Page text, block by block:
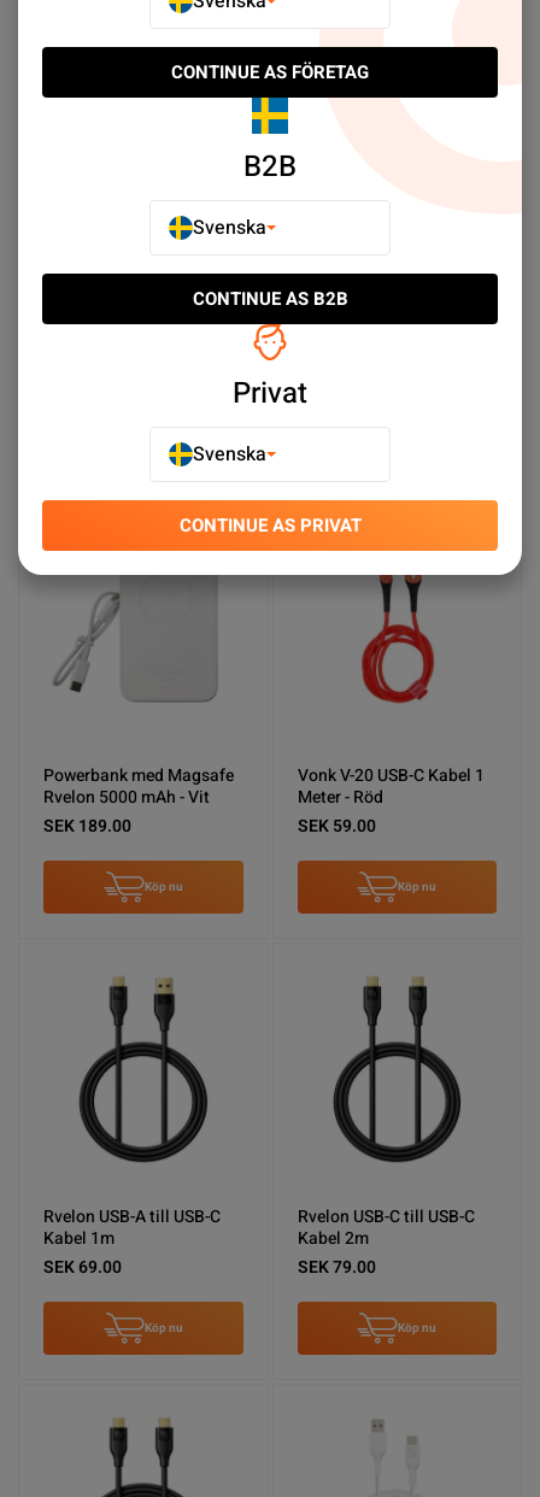
Köp nu
NY PRODUKT
Köp nu
SEK 369.00
Powerbank med Magsafe
Rvelon 5000 mAh - Vit
SEK 189.00
Köp nu
Vonk V-20 USB-C Kabel 1
Meter - Röd
SEK 59.00
Köp nu
Rvelon USB-A till USB-C
Kabel 1m
SEK 69.00
Köp nu
Rvelon USB-C till USB-C
Kabel 2m
SEK 79.00
Köp nu
CONTINUE AS FÖRETAG
B2B
Svenska
CONTINUE AS B2B
Privat
Svenska
CONTINUE AS PRIVAT